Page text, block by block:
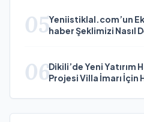
05Yeniistiklal.com’un
haber Şeklimizi Nasıl
06Dikili’de Yeni
Projesi Villa İmarı İçin